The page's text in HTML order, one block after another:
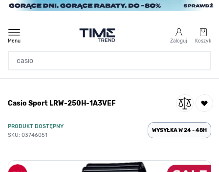
Przejdź do treści
Zaloguj Koszyk
Menu
/ Casio Sport LRW-250H-1A3VEF
Casio Sport LRW-250H-1A3VEF
PRODUKT DOSTĘPNY
SKU: 03746051
WYSYŁKA W 24 - 48H